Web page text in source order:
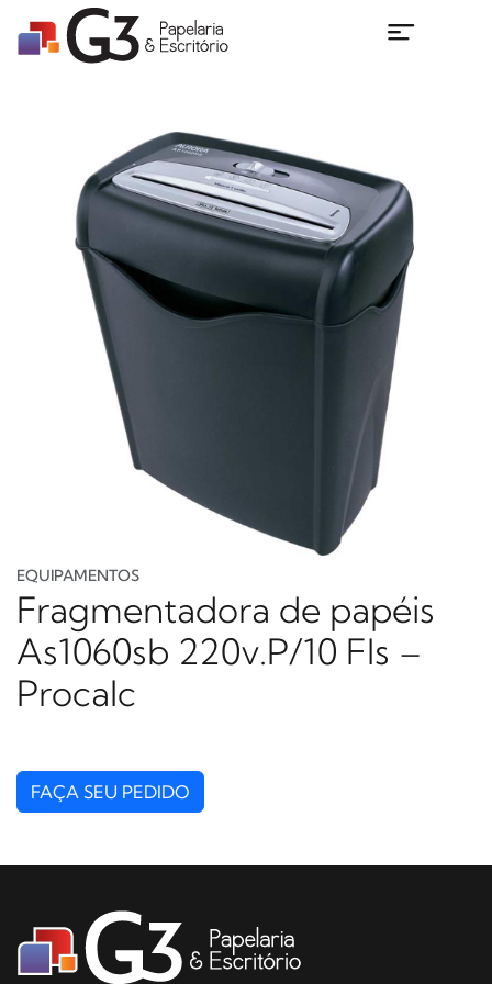
EQUIPAMENTOS
Fragmentadora de papéis
As1060sb 220v.P/10 Fls –
Procalc
FAÇA SEU PEDIDO